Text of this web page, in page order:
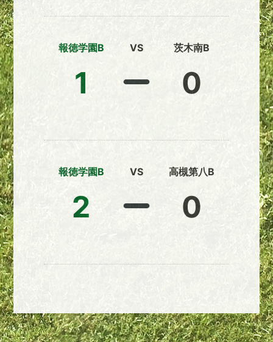
報徳学園B
1
VS 茨木南B
0
報徳学園B
2
VS 高槻第八B
0